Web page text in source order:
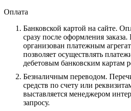
Оплата
Банковской картой на сайте.
сразу после оформления
организован платежным
позволяет осуществлять
дебетовым банковским картам
Безналичным переводом.
средств по счету или
выставляется менеджером
запросу.